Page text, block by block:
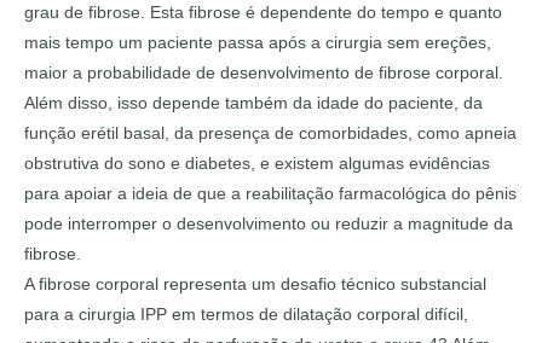
grau de fibrose. Esta fibrose é dependente do tempo e quanto
mais tempo um paciente passa após a cirurgia sem ereções,
maior a probabilidade de desenvolvimento de fibrose corporal.
Além disso, isso depende também da idade do paciente, da
função erétil basal, da presença de comorbidades, como apneia
obstrutiva do sono e diabetes, e existem algumas evidências
para apoiar a ideia de que a reabilitação farmacológica do pênis
pode interromper o desenvolvimento ou reduzir a magnitude da
fibrose.
A fibrose corporal representa um desafio técnico substancial
para a cirurgia IPP em termos de dilatação corporal difícil,